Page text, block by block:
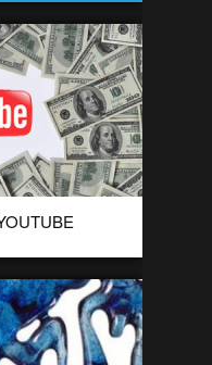
op YouTube,
rijk! Wist je dat Ray